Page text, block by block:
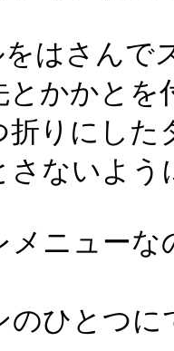
はさんで
かかとを
りにした
ないよう
メニューな
のひとつに